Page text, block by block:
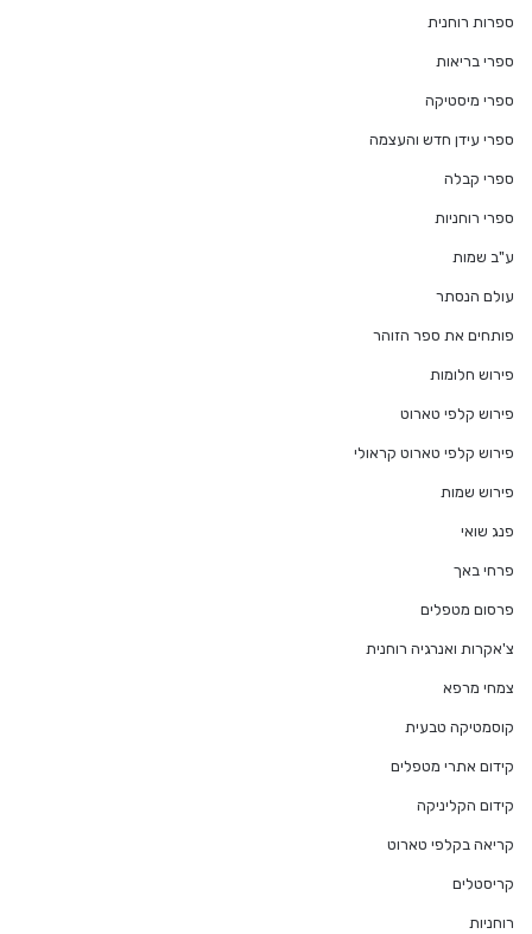
ספרות רוחנית
ספרי בריאות
ספרי מיסטיקה
ספרי עידן חדש והעצמה
ספרי קבלה
ספרי רוחניות
ע"ב שמות
עולם הנסתר
פותחים את ספר הזוהר
פירוש חלומות
פירוש קלפי טארוט
פירוש קלפי טארוט קראולי
פירוש שמות
פנג שואי
פרחי באך
פרסום מטפלים
צ'אקרות ואנרגיה רוחנית
צמחי מרפא
קוסמטיקה טבעית
קידום אתרי מטפלים
קידום הקליניקה
קריאה בקלפי טארוט
קריסטלים
רוחניות